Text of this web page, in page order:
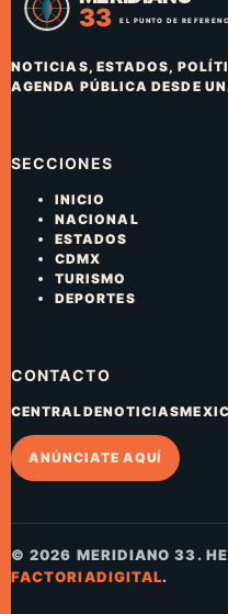
NOTICIAS, ESTADOS,
AGENDA PÚBLICA DESDE
SECCIONES
INICIO
NACIONAL
ESTADOS
CDMX
TURISMO
DEPORTES
CONTACTO
ANÚNCIATE AQUÍ
© 2026 MERIDIANO 33.
FACTORIADIGITAL.